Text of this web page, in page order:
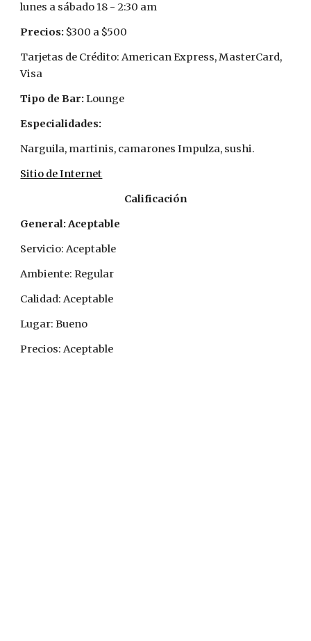
lunes a sábado 18 - 2:30 am
Precios: $300 a $500
Tarjetas de Crédito: American Express, MasterCard,
Visa
Tipo de Bar: Lounge
Especialidades:
Narguila, martinis, camarones Impulza, sushi.
Sitio de Internet
Calificación
General: Aceptable
Servicio: Aceptable
Ambiente: Regular
Calidad: Aceptable
Lugar: Bueno
Precios: Aceptable